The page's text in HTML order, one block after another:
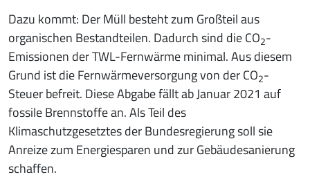
Dazu kommt: Der Müll besteht zum Großteil aus
organischen Bestandteilen. Dadurch sind die CO2-
Emissionen der TWL-Fernwärme minimal. Aus diesem
Grund ist die Fernwärmeversorgung von der CO2-
Steuer befreit. Diese Abgabe fällt ab Januar 2021 auf
fossile Brennstoffe an. Als Teil des
Klimaschutzgesetztes der Bundesregierung soll sie
Anreize zum Energiesparen und zur Gebäudesanierung
schaffen.